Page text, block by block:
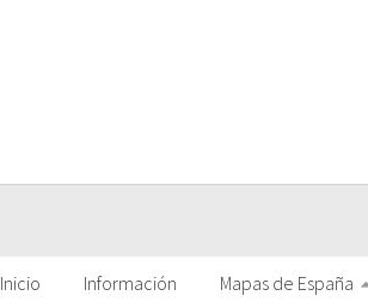
Inicio Información Mapas de España